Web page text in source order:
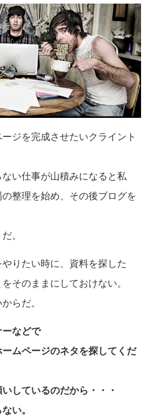
ジを完成させたいクライント
い仕事が山積みになると私
整理を始め、その後ブログを
。
りたい時に、資料を探した
そのままにしておけない。
らだ。
などで
ームページのネタを探してくだ
しているのだから・・・
い。